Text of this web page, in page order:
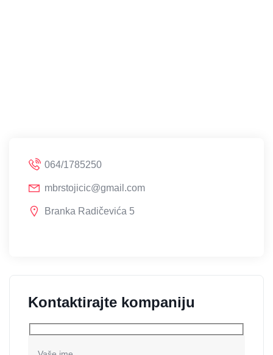
064/1785250
mbrstojicic@gmail.com
Branka Radičevića 5
Kontaktirajte kompaniju